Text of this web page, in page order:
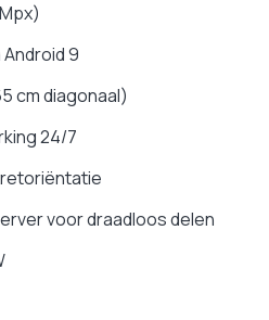
9
cm diagonaal)
24/7
voor draadloos delen